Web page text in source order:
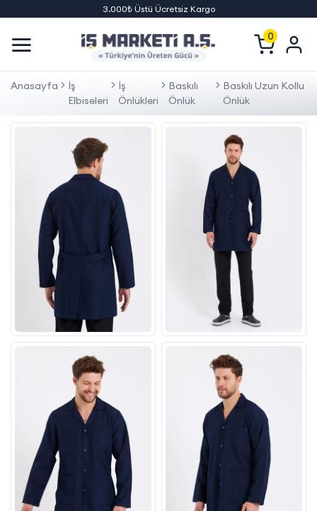
3.000₺ Üstü Ücretsiz Kargo
0
Anasayfa
İş
Elbiseleri
İş
Önlükleri
Baskılı
Önlük
Baskılı Uzun Kollu
Önlük